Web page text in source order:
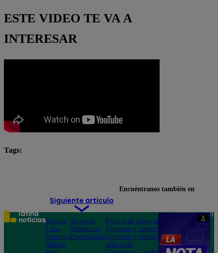
X
ESTE VIDEO TE VA A
INTERESAR
Tags:
Siguiente artículo
Encuéntranos también en
Política
Lima
Deportes
Mundo
Te ayudo
Tendencias
Espectáculos
Política de privacidad
Términos y condiciones
Términos y condiciones
aplicación
Teléfono: 219
Av. San
Felipe 968
Jesús María